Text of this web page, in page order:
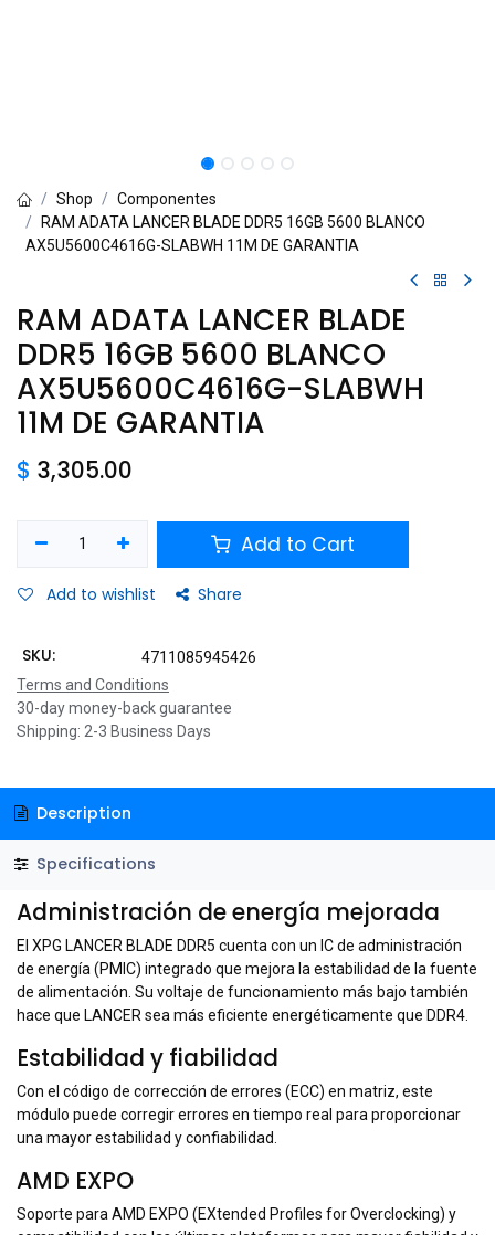
Shop
Componentes
RAM ADATA LANCER BLADE DDR5 16GB 5600 BLANCO
AX5U5600C4616G-SLABWH 11M DE GARANTIA
RAM ADATA LANCER BLADE
DDR5 16GB 5600 BLANCO
AX5U5600C4616G-SLABWH
11M DE GARANTIA
$ 3,305.00
Add to Cart
Add to wishlist Share
SKU:
4711085945426
Terms and Conditions
30-day money-back guarantee
Shipping: 2-3 Business Days
Description
Specifications
Administración de energía mejorada
El XPG LANCER BLADE DDR5 cuenta con un IC de administración
de energía (PMIC) integrado que mejora la estabilidad de la fuente
de alimentación. Su voltaje de funcionamiento más bajo también
hace que LANCER sea más eficiente energéticamente que DDR4.
Estabilidad y fiabilidad
Con el código de corrección de errores (ECC) en matriz, este
módulo puede corregir errores en tiempo real para proporcionar
una mayor estabilidad y confiabilidad.
AMD EXPO
Soporte para AMD EXPO (EXtended Profiles for Overclocking) y